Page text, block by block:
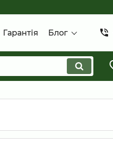
Гарантія Блог